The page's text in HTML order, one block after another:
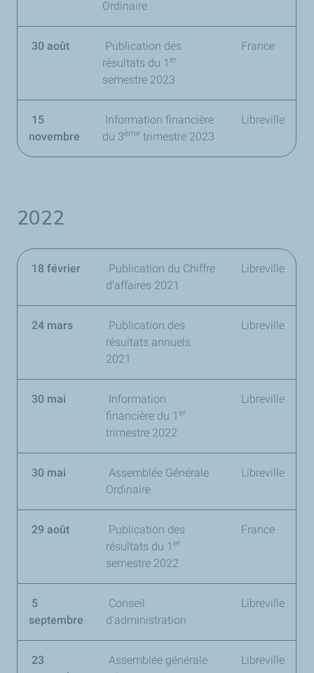
Ordinaire
30 août
Publication des
résultats du 1 er
semestre 2023
France
15
novembre
Information financière
du 3ème trimestre 2023
Libreville
2022
18 février
Publication du Chiffre
d’affaires 2021
Libreville
24 mars
Publication des
résultats annuels
2021
Libreville
30 mai
Information
financière du 1 er
trimestre 2022
Libreville
30 mai
Assemblée Générale
Ordinaire
Libreville
29 août
Publication des
résultats du 1 er
semestre 2022
France
5
septembre
Conseil
d'administration
Libreville
23
Assemblée générale
Libreville